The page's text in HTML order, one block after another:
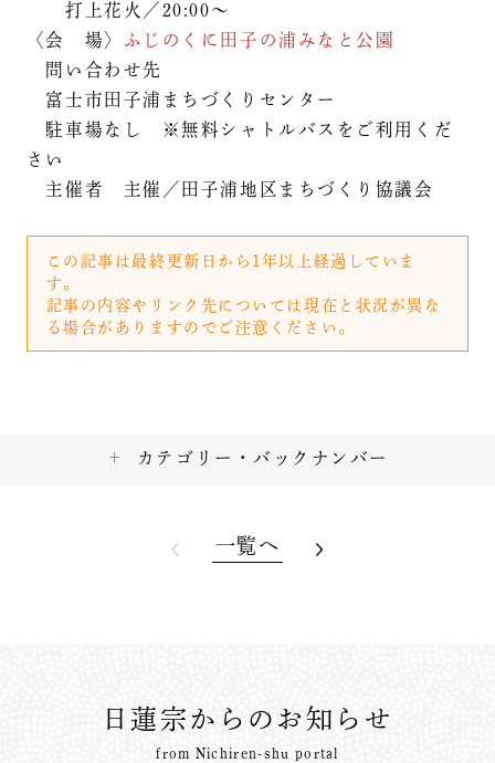
打上花火／20:00～
〈会 場〉 ふじのくに田子の浦みなと公園
問い合わせ先
富士市田子浦まちづくりセンター
駐車場なし ※無料シャトルバスをご利用くだ
さい
主催者 主催／田子浦地区まちづくり協議会
この記事は最終更新日から1年以上経過していま
す。
記事の内容やリンク先については現在と状況が異な
る場合がありますのでご注意ください。
カテゴリー・バックナンバー
一覧へ
日蓮宗からのお知らせ
from Nichiren-shu portal